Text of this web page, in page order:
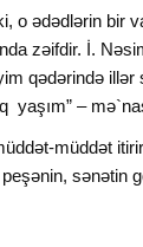
o ədədlərin bir
zəifdir. İ.
qədərində
–
müddət
sənətin